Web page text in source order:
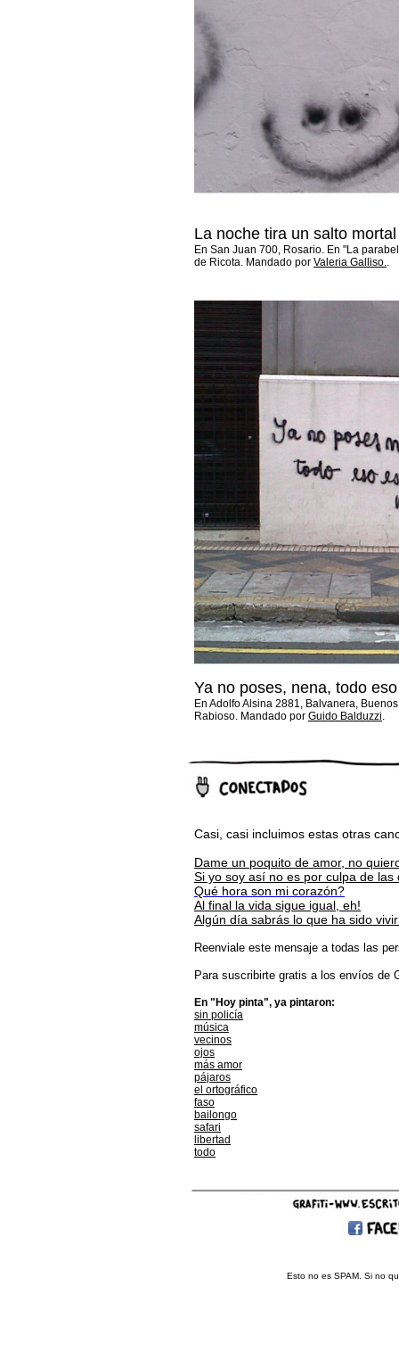
La noche tira un salto mortal
En San Juan 700, Rosario. En "La
de Ricota. Mandado por Valeria Galliso..
Ya no poses, nena, todo
En Adolfo Alsina 2881, Balvanera,
Rabioso. Mandado por Guido Balduzzi.
Casi, casi incluimos estas otras
Dame un poquito de amor, no
Si yo soy así no es por culpa de
Qué hora son mi corazón?
Al final la vida sigue igual, eh!
Algún día sabrás lo que ha sido
Reenviale este mensaje a todas las
Para suscribirte gratis a los envíos de
En "Hoy pinta", ya pintaron:
sin policía
música
vecinos
ojos
más amor
pájaros
el ortográfico
faso
bailongo
safari
libertad
todo
Esto no es SPAM. Si no